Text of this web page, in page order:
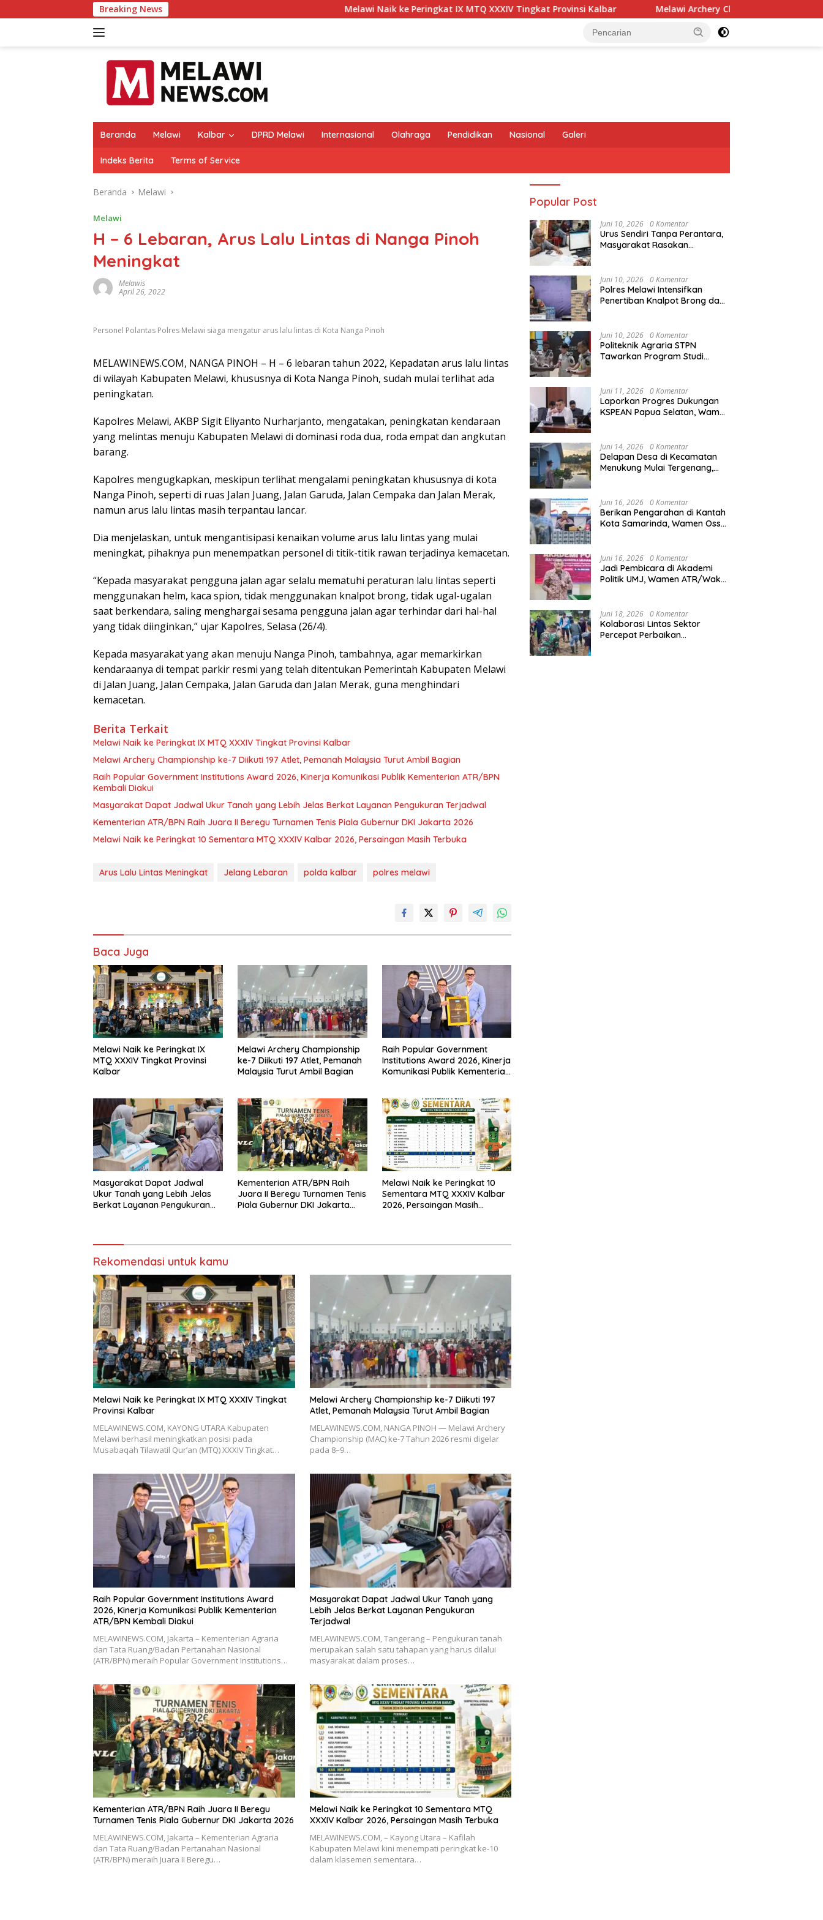
ke
Breaking News Melawi Naik ke Peringkat IX MTQ XXXIV Tingkat Provinsi Kalbar Melawi Archery Championship ke-7 Diikuti 197 Atlet,
Beranda Melawi Kalbar DPRD Melawi Internasional Olahraga Pendidikan Nasional Galeri
Indeks Berita Terms of Service
Beranda Melawi
Melawi
H – 6 Lebaran, Arus Lalu Lintas di Nanga Pinoh
Meningkat
Melawis
April 26, 2022
Personel Polantas Polres Melawi siaga mengatur arus lalu lintas di Kota Nanga Pinoh
MELAWINEWS.COM, NANGA PINOH – H – 6 lebaran tahun 2022, Kepadatan arus lalu lintas
di wilayah Kabupaten Melawi, khususnya di Kota Nanga Pinoh, sudah mulai terlihat ada
peningkatan.
Kapolres Melawi, AKBP Sigit Eliyanto Nurharjanto, mengatakan, peningkatan kendaraan
yang melintas menuju Kabupaten Melawi di dominasi roda dua, roda empat dan angkutan
barang.
Kapolres mengugkapkan, meskipun terlihat mengalami peningkatan khususnya di kota
Nanga Pinoh, seperti di ruas Jalan Juang, Jalan Garuda, Jalan Cempaka dan Jalan Merak,
namun arus lalu lintas masih terpantau lancar.
Dia menjelaskan, untuk mengantisipasi kenaikan volume arus lalu lintas yang mulai
meningkat, pihaknya pun menempatkan personel di titik-titik rawan terjadinya kemacetan.
“Kepada masyarakat pengguna jalan agar selalu mematuhi peraturan lalu lintas seperti
menggunakan helm, kaca spion, tidak menggunakan knalpot brong, tidak ugal-ugalan
saat berkendara, saling menghargai sesama pengguna jalan agar terhindar dari hal-hal
yang tidak diinginkan,” ujar Kapolres, Selasa (26/4).
Kepada masyarakat yang akan menuju Nanga Pinoh, tambahnya, agar memarkirkan
kendaraanya di tempat parkir resmi yang telah ditentukan Pemerintah Kabupaten Melawi
di Jalan Juang, Jalan Cempaka, Jalan Garuda dan Jalan Merak, guna menghindari
kemacetan.
Berita Terkait
Melawi Naik ke Peringkat IX MTQ XXXIV Tingkat Provinsi Kalbar
Melawi Archery Championship ke-7 Diikuti 197 Atlet, Pemanah Malaysia Turut Ambil Bagian
Raih Popular Government Institutions Award 2026, Kinerja Komunikasi Publik Kementerian ATR/BPN
Kembali Diakui
Masyarakat Dapat Jadwal Ukur Tanah yang Lebih Jelas Berkat Layanan Pengukuran Terjadwal
Kementerian ATR/BPN Raih Juara II Beregu Turnamen Tenis Piala Gubernur DKI Jakarta 2026
Melawi Naik ke Peringkat 10 Sementara MTQ XXXIV Kalbar 2026, Persaingan Masih Terbuka
Arus Lalu Lintas Meningkat Jelang Lebaran polda kalbar polres melawi
Baca Juga
Melawi Naik ke Peringkat IX
MTQ XXXIV Tingkat Provinsi
Kalbar
Melawi Archery Championship
ke-7 Diikuti 197 Atlet, Pemanah
Malaysia Turut Ambil Bagian
Raih Popular Government
Institutions Award 2026, Kinerja
Komunikasi Publik Kementerian
Masyarakat Dapat Jadwal
Ukur Tanah yang Lebih Jelas
Berkat Layanan Pengukuran
Kementerian ATR/BPN Raih
Juara II Beregu Turnamen Tenis
Piala Gubernur DKI Jakarta
Melawi Naik ke Peringkat 10
Sementara MTQ XXXIV Kalbar
2026, Persaingan Masih
Rekomendasi untuk kamu
Melawi Naik ke Peringkat IX MTQ XXXIV Tingkat
Provinsi Kalbar
MELAWINEWS.COM, KAYONG UTARA Kabupaten
Melawi berhasil meningkatkan posisi pada
Musabaqah Tilawatil Qur’an (MTQ) XXXIV Tingkat…
Melawi Archery Championship ke-7 Diikuti 197
Atlet, Pemanah Malaysia Turut Ambil Bagian
MELAWINEWS.COM, NANGA PINOH — Melawi Archery
Championship (MAC) ke-7 Tahun 2026 resmi digelar
pada 8–9…
Raih Popular Government Institutions Award
2026, Kinerja Komunikasi Publik Kementerian
ATR/BPN Kembali Diakui
MELAWINEWS.COM, Jakarta – Kementerian Agraria
dan Tata Ruang/Badan Pertanahan Nasional
(ATR/BPN) meraih Popular Government Institutions…
Masyarakat Dapat Jadwal Ukur Tanah yang
Lebih Jelas Berkat Layanan Pengukuran
Terjadwal
MELAWINEWS.COM, Tangerang – Pengukuran tanah
merupakan salah satu tahapan yang harus dilalui
masyarakat dalam proses…
Kementerian ATR/BPN Raih Juara II Beregu
Turnamen Tenis Piala Gubernur DKI Jakarta 2026
MELAWINEWS.COM, Jakarta – Kementerian Agraria
dan Tata Ruang/Badan Pertanahan Nasional
(ATR/BPN) meraih Juara II Beregu…
Melawi Naik ke Peringkat 10 Sementara MTQ
XXXIV Kalbar 2026, Persaingan Masih Terbuka
MELAWINEWS.COM, – Kayong Utara – Kafilah
Kabupaten Melawi kini menempati peringkat ke-10
dalam klasemen sementara…
Popular Post
Juni 10, 2026 0 Komentar
Urus Sendiri Tanpa Perantara,
Masyarakat Rasakan
Juni 10, 2026 0 Komentar
Polres Melawi Intensifkan
Penertiban Knalpot Brong dan
Juni 10, 2026 0 Komentar
Politeknik Agraria STPN
Tawarkan Program Studi
Juni 11, 2026 0 Komentar
Laporkan Progres Dukungan
KSPEAN Papua Selatan, Wamen
Nasional
Juni 14, 2026 0 Komentar
Delapan Desa di Kecamatan
Menukung Mulai Tergenang,
Juni 16, 2026 0 Komentar
Berikan Pengarahan di Kantah
Kota Samarinda, Wamen Ossy:
Kalimantan Timur
Juni 16, 2026 0 Komentar
Jadi Pembicara di Akademi
Politik UMJ, Wamen ATR/Waka
Asta Cita Presiden
Juni 18, 2026 0 Komentar
Kolaborasi Lintas Sektor
Percepat Perbaikan